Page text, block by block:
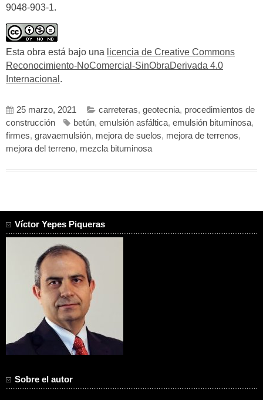
9048-903-1.
Esta obra está bajo una licencia de Creative Commons
Reconocimiento-NoComercial-SinObraDerivada 4.0
Internacional .
25 marzo, 2021 carreteras, geotecnia, procedimientos de
construcción
betún, emulsión asfáltica, emulsión bituminosa,
firmes, gravaemulsión, mejora de suelos, mejora de terrenos,
mejora del terreno, mezcla bituminosa
Víctor Yepes Piqueras
Sobre el autor